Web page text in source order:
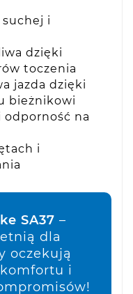
suchej i
dzięki
toczenia
jazda dzięki
bieżnikowi
odporność na
i
SA37 –
dla
oczekują
i